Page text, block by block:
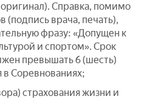
оригинал). Справка, помимо
(подпись врача, печать),
фразу: «Допущен к
и спортом». Срок
превышать 6 (шесть)
в Соревнованиях;
страхования жизни и